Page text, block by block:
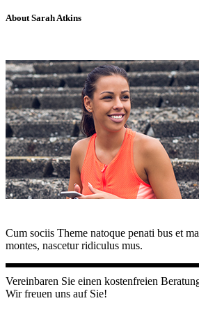
About Sarah Atkins
Cum sociis Theme natoque penati bus et
montes, nascetur ridiculus mus.
Vereinbaren Sie einen kostenfreien
Wir freuen uns auf Sie!